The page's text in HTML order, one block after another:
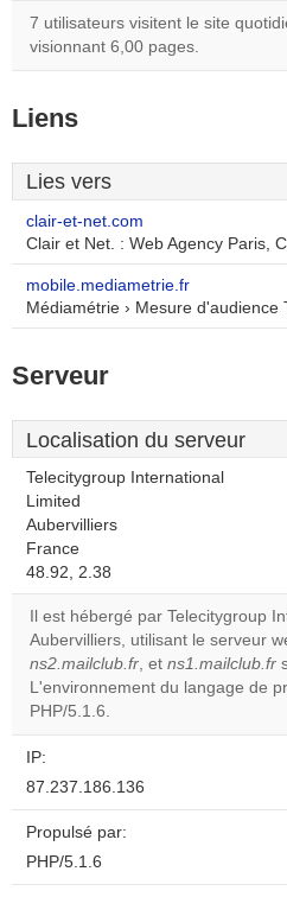
7 utilisateurs visitent le site
visionnant 6,00 pages.
Liens
Lies vers
clair-et-net.com
Clair et Net. : Web Agency Paris,
mobile.mediametrie.fr
Médiamétrie › Mesure
Serveur
Localisation du serveur
Telecitygroup International
Limited
Aubervilliers
France
48.92, 2.38
Il est hébergé par Telecitygroup
Aubervilliers, utilisant le serveur
ns2.mailclub.fr, et ns1.mailclub.fr
L'environnement du langage de
PHP/5.1.6.
IP:
87.237.186.136
Propulsé par:
PHP/5.1.6